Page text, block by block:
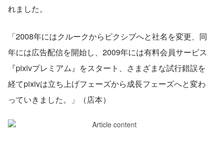
れました。
「2008年にはクルークからピクシブへと社名を変更、同
年には広告配信を開始し、2009年には有料会員サービス
『pixivプレミアム』をスタート、さまざまな試行錯誤を
経てpixivは立ち上げフェーズから成長フェーズへと変わ
っていきました。」（店本）